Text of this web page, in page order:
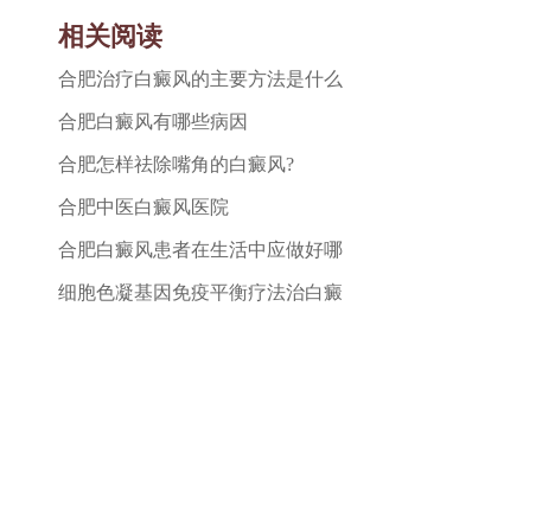
相关阅读
合肥治疗白癜风的主要方法是什么
合肥白癜风有哪些病因
合肥怎样祛除嘴角的白癜风?
合肥中医白癜风医院
合肥白癜风患者在生活中应做好哪
细胞色凝基因免疫平衡疗法治白癜